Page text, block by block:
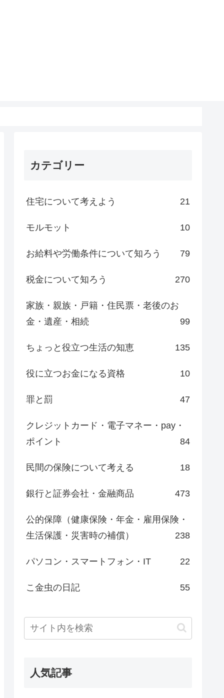
カテゴリー
住宅について考えよう 21
モルモット 10
お給料や労働条件について知ろう 79
税金について知ろう 270
家族・親族・戸籍・住民票・老後のお
金・遺産・相続
99
ちょっと役立つ生活の知恵 135
役に立つお金になる資格 10
罪と罰 47
クレジットカード・電子マネー・pay・
ポイント
84
民間の保険について考える 18
銀行と証券会社・金融商品 473
公的保障（健康保険・年金・雇用保険・
生活保護・災害時の補償）
238
パソコン・スマートフォン・IT 22
こ金虫の日記 55
人気記事